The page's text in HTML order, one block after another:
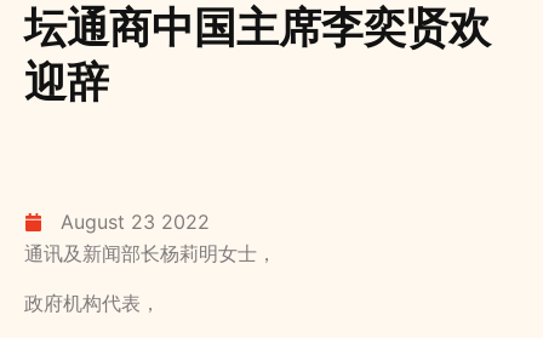
坛通商中国主席李奕贤欢
迎辞
August 23 2022
通讯及新闻部长杨莉明女士，
政府机构代表，